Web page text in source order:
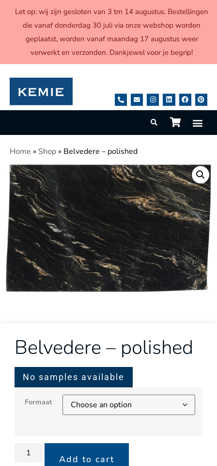
Home » Shop » Belvedere – polished
Belvedere – polished
No samples available
Formaat
Add to cart
Let op: wij zijn gesloten van 3 tm 14 augustus. Bestellingen
die vanaf donderdag 30 juli via onze webshop worden
geplaatst, worden vanaf maandag 17 augustus weer
verwerkt en verzonden. Dankjewel voor je begrip!